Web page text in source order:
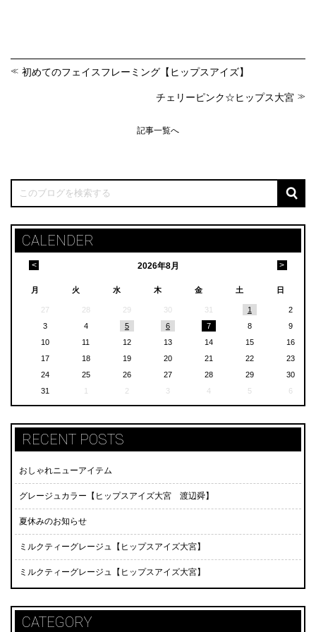
初めてのフェイスフレーミング【ヒップスアイズ】
チェリーピンク☆ヒップス大宮
記事一覧へ
CALENDER
2026年8月
< >
月 火 水 木 金 土 日
27 28 29 30 31 1
2
3
4 5 6 7 8
9
10
11 12 13 14 15
16
17
18 19 20 21 22
23
24
25 26 27 28 29
30
31
1 2 3 4 5 6
RECENT POSTS
おしゃれニューアイテム
グレージュカラー【ヒップスアイズ大宮 渡辺舜】
夏休みのお知らせ
ミルクティーグレージュ【ヒップスアイズ大宮】
ミルクティーグレージュ【ヒップスアイズ大宮】
CATEGORY